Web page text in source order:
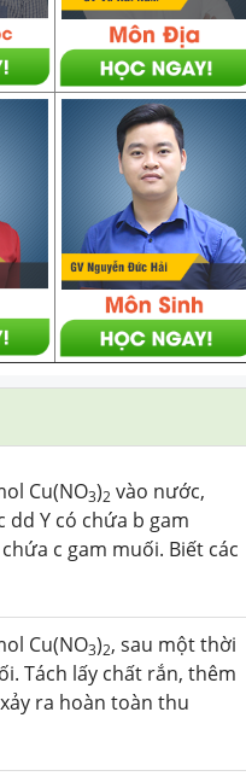
Cu(NO3)2 vào nước,
Y có chứa b gam
c gam muối. Biết các
Cu(NO3)2, sau một thời
Tách lấy chất rắn, thêm
ra hoàn toàn thu